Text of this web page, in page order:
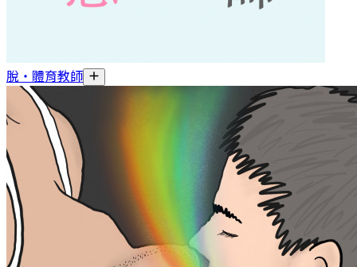
脫・體育教師